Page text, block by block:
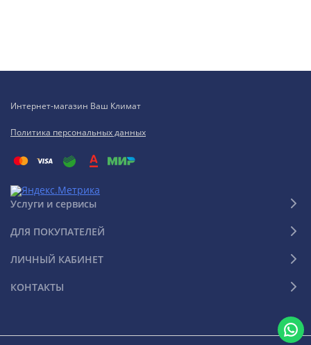
Интернет-магазин Ваш Климат
Политика персональных данных
Услуги и сервисы
ДЛЯ ПОКУПАТЕЛЕЙ
ЛИЧНЫЙ КАБИНЕТ
КОНТАКТЫ